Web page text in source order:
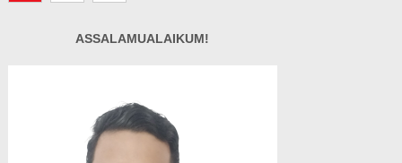
ASSALAMUALAIKUM!